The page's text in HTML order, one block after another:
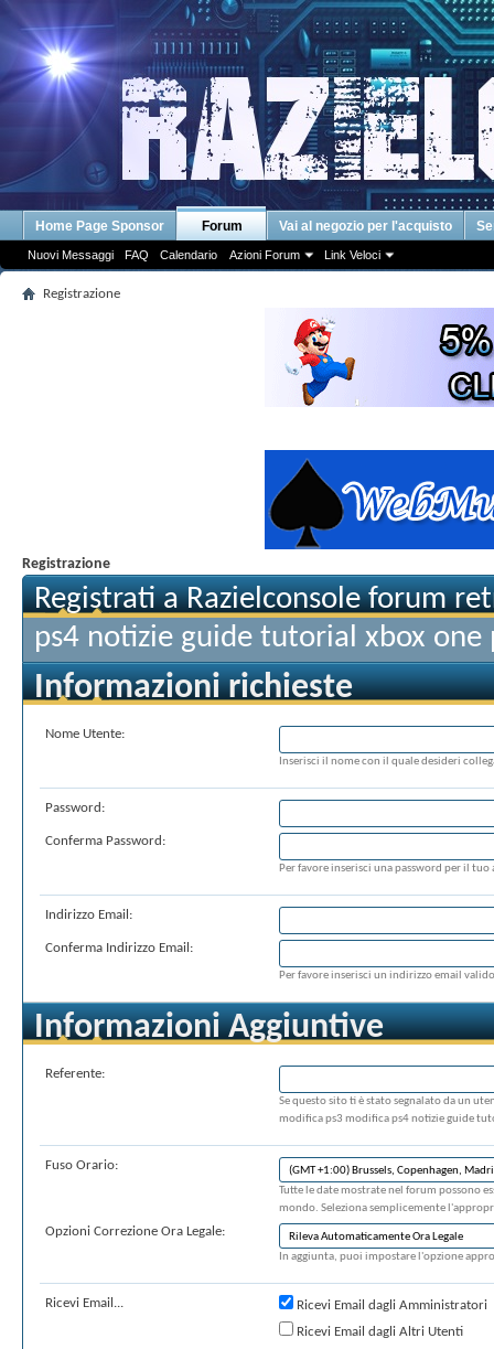
Home Page Sponsor Forum
Nuovi Messaggi FAQ Calendario Azioni Forum Link Veloci
Vai al negozio per l'acquisto
Registrazione
Registrazione
Registrati a Razielconsole forum
ps4 notizie guide tutorial xbox one
Informazioni richieste
Nome Utente:
Inserisci il nome con il quale desideri
Password:
Conferma Password:
Per favore inserisci una password per il
Indirizzo Email:
Conferma Indirizzo Email:
Per favore inserisci un indirizzo email
Informazioni Aggiuntive
Referente:
Se questo sito ti è stato segnalato da un
modifica ps3 modifica ps4 notizie guide
Fuso Orario:
Tutte le date mostrate nel forum possono
mondo. Seleziona semplicemente
Opzioni Correzione Ora Legale:
In aggiunta, puoi impostare l'opzione
Ricevi Email...
Ricevi Email dagli Amministratori
Ricevi Email dagli Altri Utenti